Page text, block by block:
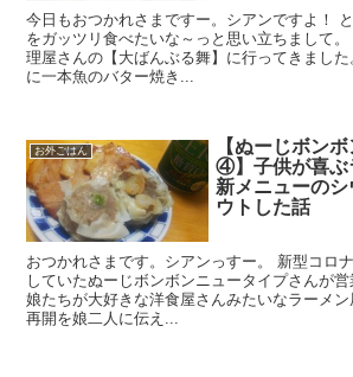
今日もおつかれさまですー。シアンですよ！
をガッツリ食べたいな～っと思い立ちまして
理屋さんの【大ばんぶる舞】に行ってきまし
に一本魚のバター焼き...
お外ごはん
【ぬーじボン
④】子供が喜ぶ
新メニューの
ウトした話
おつかれさまです。シアンっすー。 新型コロ
していたぬーじボンボンニュータイプさんが営
娘たちが大好きな洋食屋さんみたいなラーメ
再開を娘二人に伝え...